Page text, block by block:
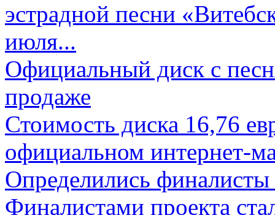
эстрадной песни
июля...
Официальный диск с
продаже
Стоимость диска 16,76
официальном интернет-
Определились
Финалистами проекта